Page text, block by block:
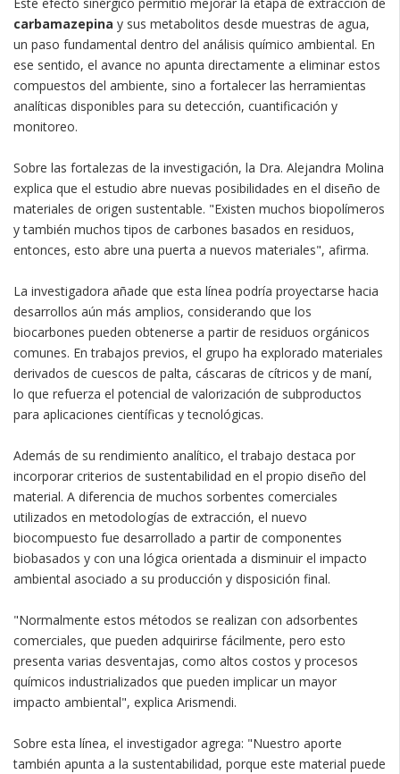
Este efecto sinérgico permitió mejorar la etapa de extracción de
carbamazepina y sus metabolitos desde muestras de agua,
un paso fundamental dentro del análisis químico ambiental. En
ese sentido, el avance no apunta directamente a eliminar estos
compuestos del ambiente, sino a fortalecer las herramientas
analíticas disponibles para su detección, cuantificación y
monitoreo.
Sobre las fortalezas de la investigación, la Dra. Alejandra Molina
explica que el estudio abre nuevas posibilidades en el diseño de
materiales de origen sustentable. "Existen muchos biopolímeros
y también muchos tipos de carbones basados en residuos,
entonces, esto abre una puerta a nuevos materiales", afirma.
La investigadora añade que esta línea podría proyectarse hacia
desarrollos aún más amplios, considerando que los
biocarbones pueden obtenerse a partir de residuos orgánicos
comunes. En trabajos previos, el grupo ha explorado materiales
derivados de cuescos de palta, cáscaras de cítricos y de maní,
lo que refuerza el potencial de valorización de subproductos
para aplicaciones científicas y tecnológicas.
Además de su rendimiento analítico, el trabajo destaca por
incorporar criterios de sustentabilidad en el propio diseño del
material. A diferencia de muchos sorbentes comerciales
utilizados en metodologías de extracción, el nuevo
biocompuesto fue desarrollado a partir de componentes
biobasados y con una lógica orientada a disminuir el impacto
ambiental asociado a su producción y disposición final.
"Normalmente estos métodos se realizan con adsorbentes
comerciales, que pueden adquirirse fácilmente, pero esto
presenta varias desventajas, como altos costos y procesos
químicos industrializados que pueden implicar un mayor
impacto ambiental", explica Arismendi.
Sobre esta línea, el investigador agrega: "Nuestro aporte
también apunta a la sustentabilidad, porque este material puede